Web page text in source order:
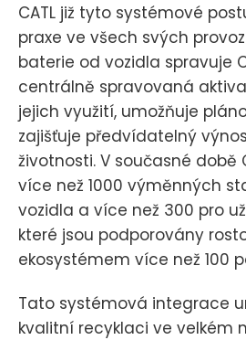
CATL již tyto systémové
praxe ve všech svých
baterie od vozidla spravuje
centrálně spravovaná
jejich využití, umožňuje
zajišťuje předvídatelný
životnosti. V současné době
více než 1000 výměnných
vozidla a více než 300 pro
které jsou podporovány
ekosystémem více než 100
Tato systémová integrace
kvalitní recyklaci ve velkém